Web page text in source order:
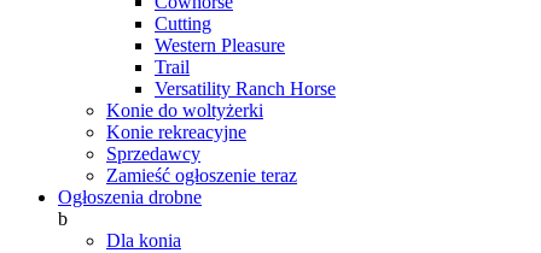
Cutting
Western Pleasure
Trail
Versatility Ranch Horse
Konie do woltyżerki
Konie rekreacyjne
Sprzedawcy
Zamieść ogłoszenie teraz
Ogłoszenia drobne
b
Dla konia